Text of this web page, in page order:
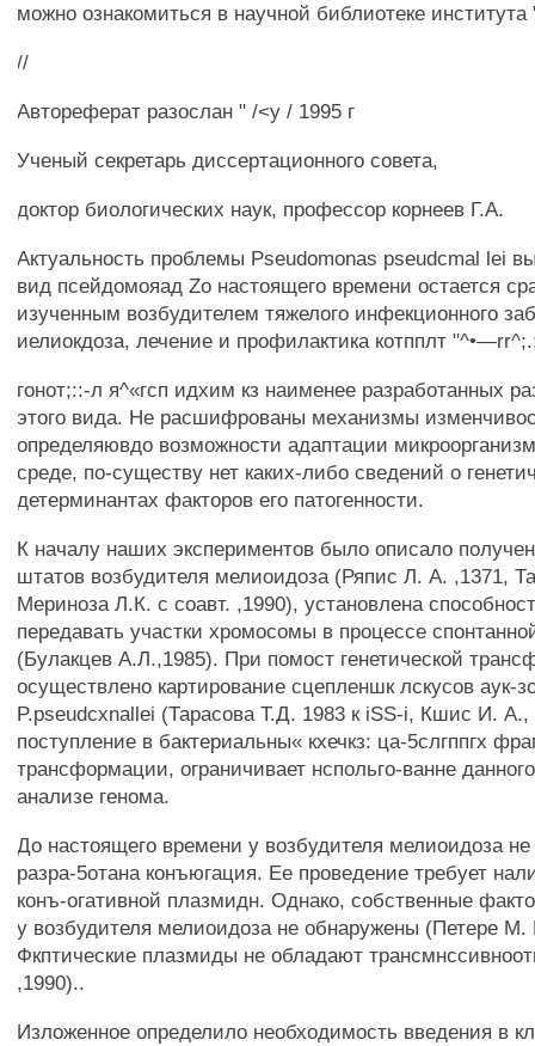
можно ознакомиться в научной библиотеке
//
Автореферат разослан " /<у / 1995 г
Ученый секретарь диссертационного совета,
доктор биологических наук, профессор корнеев Г.А.
Актуальность проблемы Pseudomonas pseudcmal lei
вид псейдомояад Zo настоящего времени остается
изученным возбудителем тяжелого инфекционного
иелиокдоза, лечение и профилактика котпплт
гонот;::-л я^«гсп идхим кз наименее разработанных
этого вида. Не расшифрованы механизмы
определяювдо возможности адаптации
среде, по-существу нет каких-либо сведений о
детерминантах факторов его патогенности.
К началу наших экспериментов было описало
штатов возбудителя мелиоидоза (Ряпис Л. А. ,1371,
Мериноза Л.К. с соавт. ,1990), установлена
передавать участки хромосомы в процессе
(Булакцев А.Л.,1985). При помост генетической
осуществлено картирование сцепленшк лскусов аук-
P.pseudcxnallei (Тарасова Т.Д. 1983 к iSS-i, Кшис И.
поступление в бактериальны« кхечкз: ца-5слгппгх
трансформации, ограничивает нспольго-ванне
анализе генома.
До настоящего времени у возбудителя мелиоидоза
разра-5отана конъюгация. Ее проведение требует
конъ-огативной плазмидн. Однако, собственные
у возбудителя мелиоидоза не обнаружены (Петере М.
Фкптические плазмиды не обладают
,1990)..
Изложенное определило необходимость введения в